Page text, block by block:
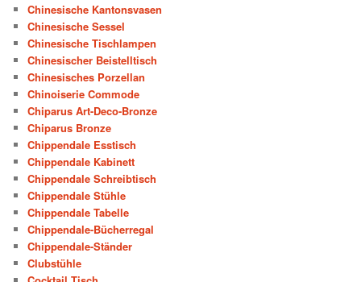
Chinesische Kantonsvasen
Chinesische Sessel
Chinesische Tischlampen
Chinesischer Beistelltisch
Chinesisches Porzellan
Chinoiserie Commode
Chiparus Art-Deco-Bronze
Chiparus Bronze
Chippendale Esstisch
Chippendale Kabinett
Chippendale Schreibtisch
Chippendale Stühle
Chippendale Tabelle
Chippendale-Bücherregal
Chippendale-Ständer
Clubstühle